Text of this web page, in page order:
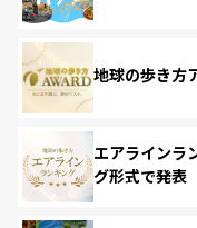
地球の歩き方
エアラインラ
グ形式で発表